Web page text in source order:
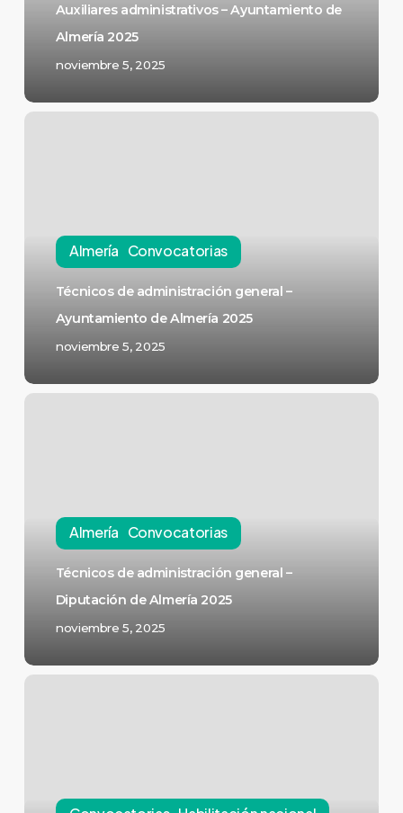
Auxiliares administrativos – Ayuntamiento de
Almería 2025
noviembre 5, 2025
Almería Convocatorias
Técnicos de administración general –
Ayuntamiento de Almería 2025
noviembre 5, 2025
Almería Convocatorias
Técnicos de administración general –
Diputación de Almería 2025
noviembre 5, 2025